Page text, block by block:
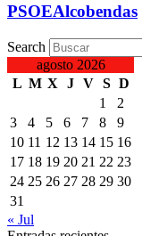
PSOEAlcobendas
Search
agosto 2026
L M X J V S D
1
2
3
4 5 6 7 8
9
10 11 12 13 14 15 16
17 18 19 20 21 22 23
24 25 26 27 28 29 30
31
« Jul